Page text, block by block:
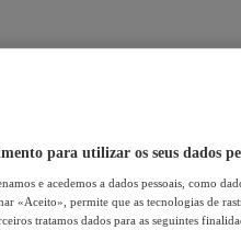
para utilizar os seus dados
e acedemos a dados pessoais, como
«Aceito», permite que as tecnologias de
tratamos dados para as seguintes